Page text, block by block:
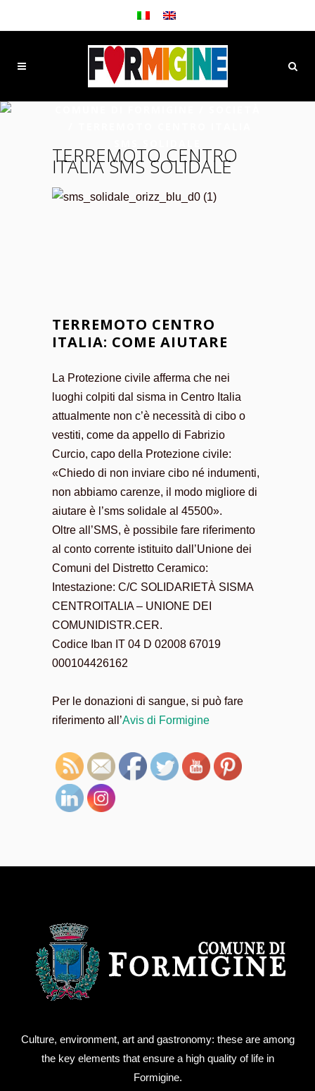
TERREMOTO CENTRO
ITALIA SMS SOLIDALE
TERREMOTO CENTRO
ITALIA: COME AIUTARE
La Protezione civile afferma che nei
luoghi colpiti dal sisma in Centro Italia
attualmente non c’è necessità di cibo o
vestiti, come da appello di Fabrizio
Curcio, capo della Protezione civile:
«Chiedo di non inviare cibo né indumenti,
non abbiamo carenze, il modo migliore di
aiutare è l’sms solidale al 45500».
Oltre all’SMS, è possibile fare riferimento
al conto corrente istituito dall’Unione dei
Comuni del Distretto Ceramico:
Intestazione: C/C SOLIDARIETÀ SISMA
CENTROITALIA – UNIONE DEI
COMUNIDISTR.CER.
Codice Iban IT 04 D 02008 67019
000104426162
Per le donazioni di sangue, si può fare
riferimento all’Avis di Formigine
Culture, environment, art and gastronomy: these are among
the key elements that ensure a high quality of life in
Formigine.